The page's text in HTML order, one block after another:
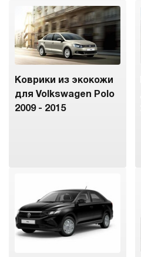
Коврики из экокожи
для Volkswagen Polo
2009 - 2015